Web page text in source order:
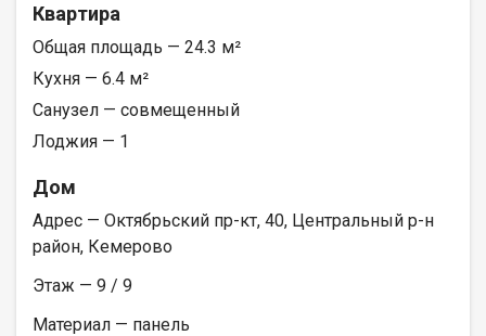
Квартира
Общая площадь — 24.3 м²
Кухня — 6.4 м²
Санузел — совмещенный
Лоджия — 1
Дом
Адрес — Октябрьский пр-кт, 40, Центральный р-н
район, Кемерово
Этаж — 9 / 9
Материал — панель